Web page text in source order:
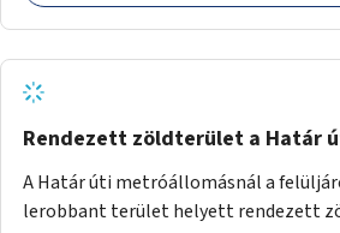
Rendezett zöldterület a Határ
A Határ úti metróállomásnál a
lerobbant terület helyett rendezett